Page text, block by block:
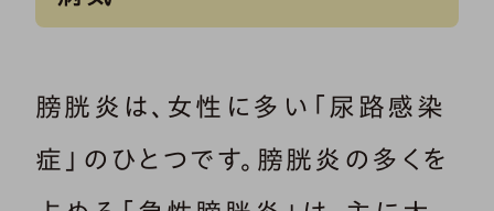
膀胱炎は、女性に多い「尿路感染
症」のひとつです。膀胱炎の多くを